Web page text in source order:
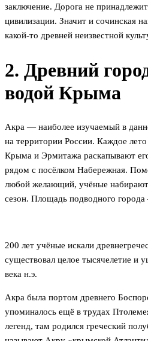
заключение. Дорога не
цивилизации. Значит и сочинская
какой-то древней неизвестной
2. Древний
водой Крыма
Акра — наиболее изучаемый в
на территории России. Каждое
Крыма и Эрмитажа раскапывают
рядом с посёлком Набережная.
любой желающий, учёные
сезон. Площадь подводного
200 лет учёные искали
существовал целое тысячелетие и
века н.э.
Акра была портом древнего
упоминалось ещё в трудах
легенд, там родился греческий